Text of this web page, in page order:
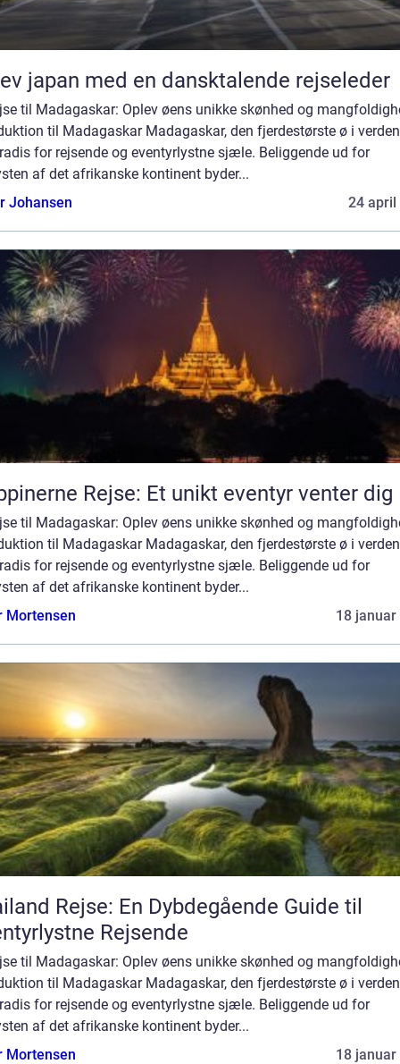
japan med en dansktalende rejseleder
til Madagaskar: Oplev øens unikke skønhed og
til Madagaskar Madagaskar, den fjerdestørste ø i
for rejsende og eventyrlystne sjæle. Beliggende ud for
af det afrikanske kontinent byder...
Johansen
24 april
Rejse: Et unikt eventyr venter dig
til Madagaskar: Oplev øens unikke skønhed og
til Madagaskar Madagaskar, den fjerdestørste ø i
for rejsende og eventyrlystne sjæle. Beliggende ud for
af det afrikanske kontinent byder...
Mortensen
18 januar
Rejse: En Dybdegående Guide til
Rejsende
til Madagaskar: Oplev øens unikke skønhed og
til Madagaskar Madagaskar, den fjerdestørste ø i
for rejsende og eventyrlystne sjæle. Beliggende ud for
af det afrikanske kontinent byder...
Mortensen
18 januar